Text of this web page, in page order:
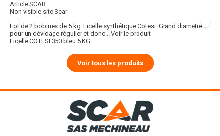
Article SCAR
Non visible site Scar
Lot de 2 bobines de 5 kg. Ficelle synthétique Cotesi. Grand diamètre
pour un dévidage régulier et donc... Voir le produit
Ficelle COTESI 350 bleu 5 KG
Voir tous les produits